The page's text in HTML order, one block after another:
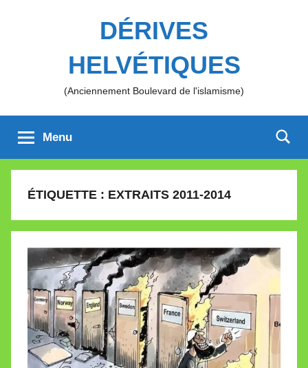
DÉRIVES
HELVÉTIQUES
(Anciennement Boulevard de l'islamisme)
Menu
ÉTIQUETTE : EXTRAITS 2011-2014